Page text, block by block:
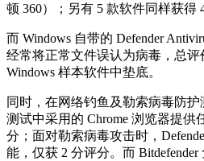
顿 360）；另有 5 款软件同样获得
而 Windows 自带的 Defender
经常将正常文件误认为病毒，总评
Windows 样本软件中垫底。
同时，在网络钓鱼及勒索病毒防护
测试中采用的 Chrome 浏览器提供
分；面对勒索病毒攻击时，
能，仅获 2 分评分。而 Bitdefender